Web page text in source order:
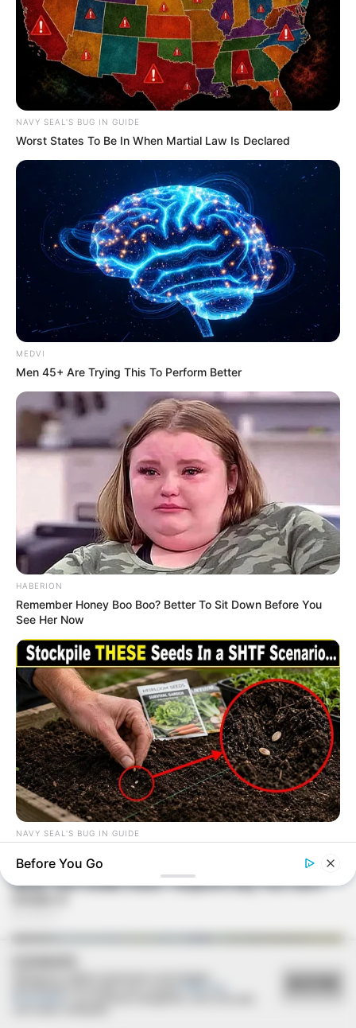
NAVY SEAL'S BUG IN GUIDE
Worst States To Be In When Martial Law Is Declared
MEDVI
Men 45+ Are Trying This To Perform Better
HABERION
Remember Honey Boo Boo? Better To Sit Down Before You
See Her Now
NAVY SEAL'S BUG IN GUIDE
Before You Go